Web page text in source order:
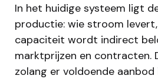
In het huidige systeem ligt
productie: wie stroom
capaciteit wordt indirect
marktprijzen en contracten.
zolang er voldoende aanbod